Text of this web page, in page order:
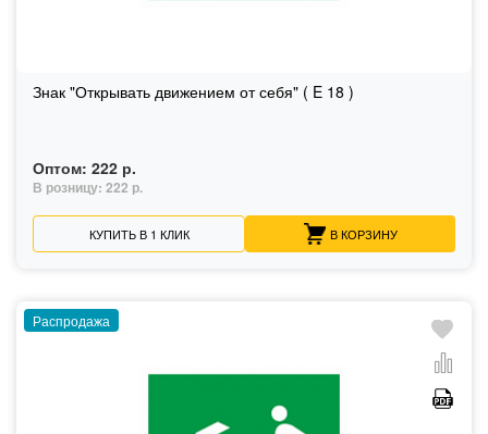
Знак "Открывать движением от себя" ( E 18 )
Оптом: 222 р.
В розницу: 222 р.
КУПИТЬ В 1 КЛИК В КОРЗИНУ
Распродажа